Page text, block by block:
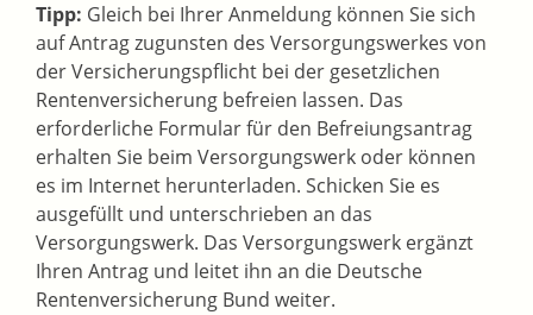
Tipp: Gleich bei Ihrer Anmeldung können Sie sich
auf Antrag zugunsten des Versorgungswerkes von
der Versicherungspflicht bei der gesetzlichen
Rentenversicherung befreien lassen. Das
erforderliche Formular für den Befreiungsantrag
erhalten Sie beim Versorgungswerk oder können
es im Internet herunterladen. Schicken Sie es
ausgefüllt und unterschrieben an das
Versorgungswerk. Das Versorgungswerk ergänzt
Ihren Antrag und leitet ihn an die Deutsche
Rentenversicherung Bund weiter.